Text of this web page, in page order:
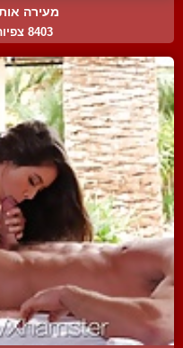
מעירה
8403 צפיות